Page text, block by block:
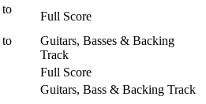
Full Score
Guitars, Basses & Backing
Track
Full Score
Guitars, Bass & Backing Track